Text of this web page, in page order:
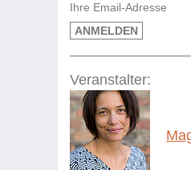
Ihre Email-Adresse
ANMELDEN
Veranstalter: